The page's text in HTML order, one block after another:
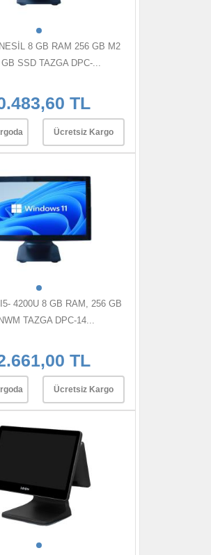
8 GB RAM 256 GB M2
GB SSD TAZGA DPC-...
TL
Ücretsiz Kargo
4200U 8 GB RAM, 256 GB
TAZGA DPC-14...
TL
Ücretsiz Kargo